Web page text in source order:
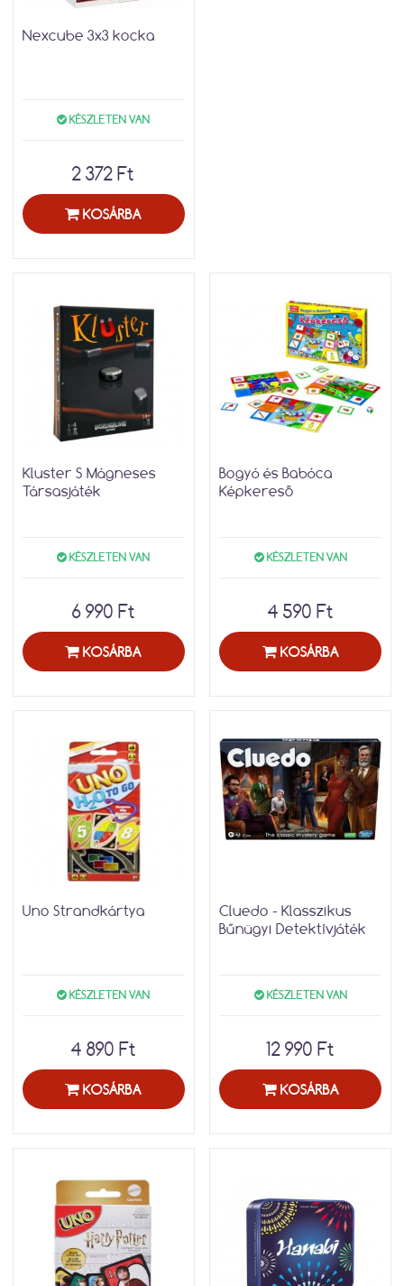
Nexcube 3x3 kocka
KÉSZLETEN VAN
2 372 Ft
KOSÁRBA
Kluster S Mágneses
Társasjáték
KÉSZLETEN VAN
6 990 Ft
KOSÁRBA
Bogyó és Babóca
Képkereső
KÉSZLETEN VAN
4 590 Ft
KOSÁRBA
Uno Strandkártya
KÉSZLETEN VAN
4 890 Ft
KOSÁRBA
Cluedo - Klasszikus
Bűnügyi Detektívjáték
KÉSZLETEN VAN
12 990 Ft
KOSÁRBA